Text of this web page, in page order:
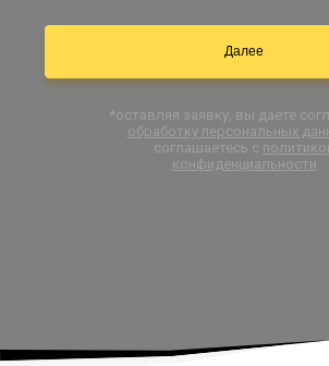
*оставляя заявку, вы даете
обработку персональных
соглашаетесь с
конфиденциальности